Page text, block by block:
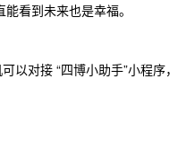
看到未来也是幸福。
对接 “四博小助手”小程序，